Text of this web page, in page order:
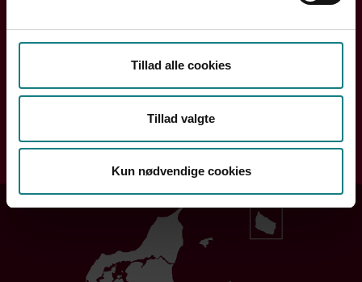
Tillad alle cookies
Tillad valgte
Kun nødvendige cookies
Handler din henvendelse sig om løn, ansættelse eller din
arbejdssituation? Din lokale kreds rådgiver dig og hjælper
dig videre.
Søg efter din kreds
Søg